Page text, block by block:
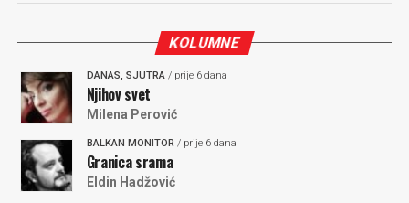
KOLUMNE
DANAS, SJUTRA/ prije 6 dana
Njihov svet
Milena Perović
BALKAN MONITOR/ prije 6 dana
Granica srama
Eldin Hadžović